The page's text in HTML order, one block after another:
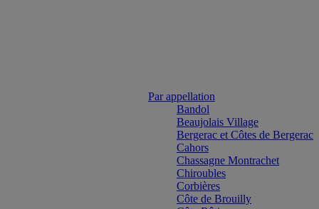
Par appellation
Bandol
Beaujolais Village
Bergerac et Côtes de Bergerac
Cahors
Chassagne Montrachet
Chiroubles
Corbières
Côte de Brouilly